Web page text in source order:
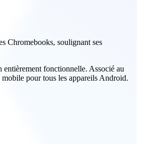
Chromebooks, soulignant ses
fonctionnelle. Associé au
pour tous les appareils Android.